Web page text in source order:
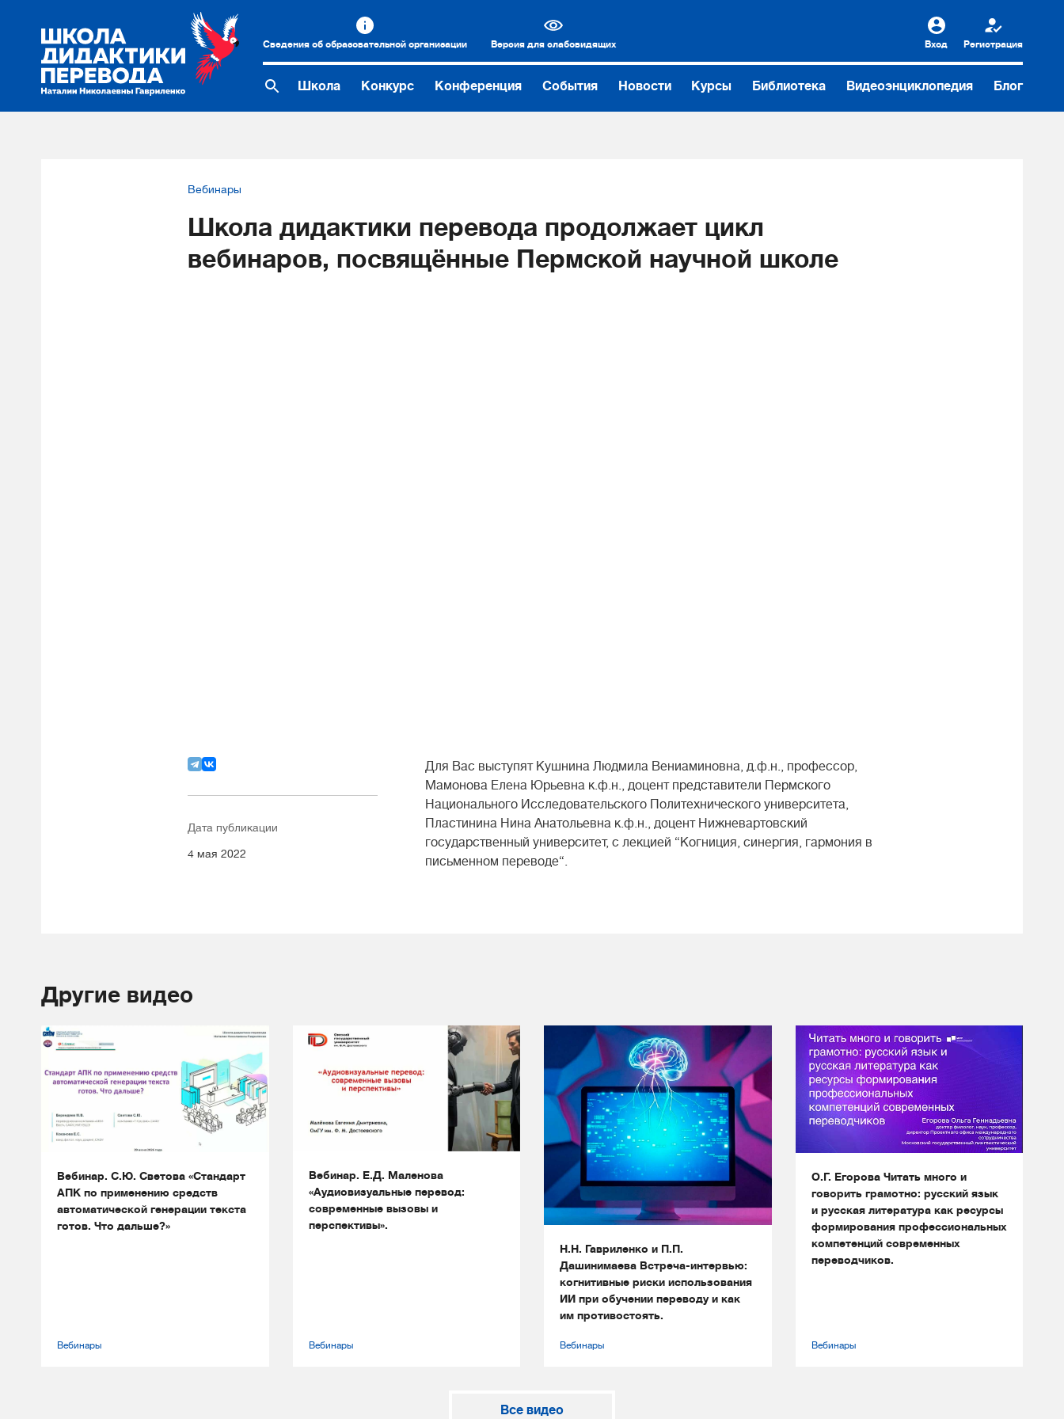
Сведения об образовательной организации Версия для слабовидящих Вход Регистрация
Школа Конкурс Конференция События Новости Курсы Библиотека Видеоэнциклопедия Блог
Вебинары
Школа дидактики перевода продолжает цикл
вебинаров, посвящённые Пермской научной школе
Дата публикации
4 мая 2022
Для Вас выступят Кушнина Людмила Вениаминовна, д.ф.н., профессор,
Мамонова Елена Юрьевна к.ф.н., доцент представители Пермского
Национального Исследовательского Политехнического университета,
Пластинина Нина Анатольевна к.ф.н., доцент Нижневартовский
государственный университет, с лекцией “Когниция, синергия, гармония в
письменном переводе“.
Другие видео
Вебинар. С.Ю. Светова «Стандарт
АПК по применению средств
автоматической генерации текста
готов. Что дальше?»
Вебинары
Вебинар. Е.Д. Маленова
«Аудиовизуальные перевод:
современные вызовы и
перспективы».
Вебинары
Н.Н. Гавриленко и П.П.
Дашинимаева Встреча-интервью:
когнитивные риски использования
ИИ при обучении переводу и как
им противостоять.
Вебинары
О.Г. Егорова Читать много и
говорить грамотно: русский язык
и русская литература как ресурсы
формирования профессиональных
компетенций современных
переводчиков.
Вебинары
Все видео